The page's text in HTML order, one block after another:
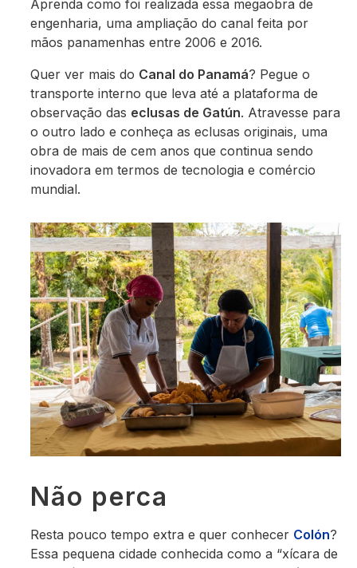
Aprenda como foi realizada essa megaobra de
engenharia, uma ampliação do canal feita por
mãos panamenhas entre 2006 e 2016.
Quer ver mais do Canal do Panamá? Pegue o
transporte interno que leva até a plataforma de
observação das eclusas de Gatún. Atravesse para
o outro lado e conheça as eclusas originais, uma
obra de mais de cem anos que continua sendo
inovadora em termos de tecnologia e comércio
mundial.
Não perca
Resta pouco tempo extra e quer conhecer Colón?
Essa pequena cidade conhecida como a “xícara de